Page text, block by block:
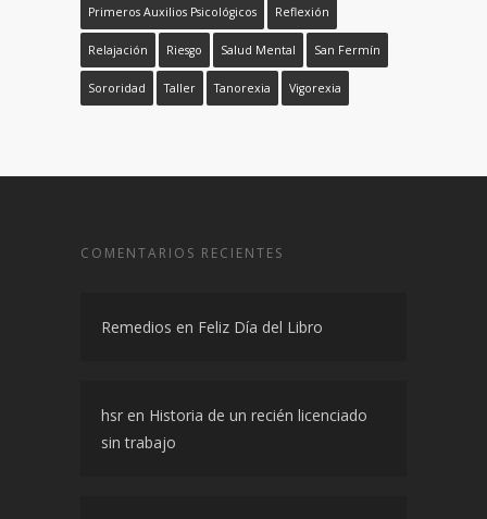
Primeros Auxilios Psicológicos Reflexión
Relajación Riesgo Salud Mental San Fermín
Sororidad Taller Tanorexia Vigorexia
COMENTARIOS RECIENTES
Remedios en Feliz Día del Libro
hsr en Historia de un recién licenciado
sin trabajo